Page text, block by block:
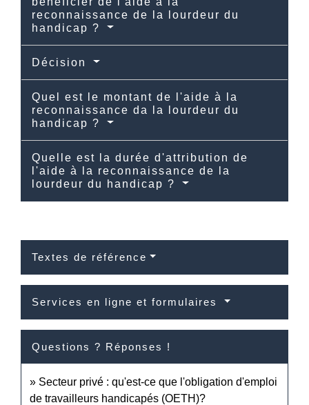
reconnaissance de la lourdeur du
handicap ?
Décision
Quel est le montant de l'aide à la
reconnaissance da la lourdeur du
handicap ?
Quelle est la durée d'attribution de
l'aide à la reconnaissance de la
lourdeur du handicap ?
Textes de référence
Services en ligne et formulaires
Questions ? Réponses !
Secteur privé : qu'est-ce que l'obligation d'emploi
de travailleurs handicapés (OETH)?